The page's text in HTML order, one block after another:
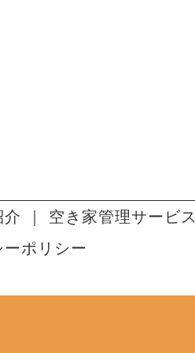
介 空き家管理サービス
ポリシー